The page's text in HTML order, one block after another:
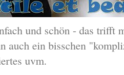
und schön - das trifft
auch ein bisschen
uvm.